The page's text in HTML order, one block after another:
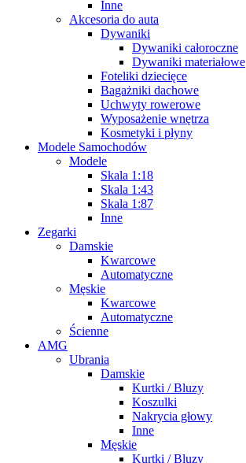
Inne
Akcesoria do auta
Dywaniki
Dywaniki całoroczne
Dywaniki materiałowe
Foteliki dziecięce
Bagażniki dachowe
Uchwyty rowerowe
Wyposażenie wnętrza
Kosmetyki i płyny
Modele Samochodów
Modele
Skala 1:18
Skala 1:43
Skala 1:87
Inne
Zegarki
Damskie
Kwarcowe
Automatyczne
Męskie
Kwarcowe
Automatyczne
Ścienne
AMG
Ubrania
Damskie
Kurtki / Bluzy
Koszulki
Nakrycia głowy
Inne
Męskie
Kurtki / Bluzy